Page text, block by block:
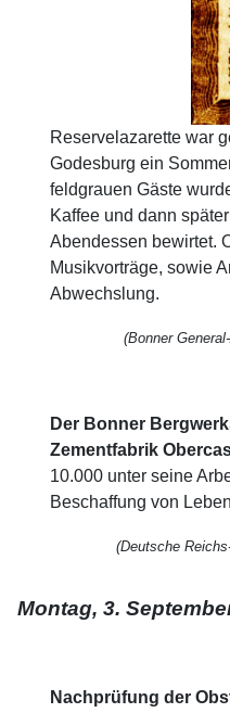
Reservelazarette war
Godesburg ein
feldgrauen Gäste
Kaffee und dann
Abendessen bewirtet.
Musikvorträge, sowie
Abwechslung.
(Bonner
Der Bonner
Zementfabrik
10.000 unter seine
Beschaffung von
(Deutsche
Montag, 3.
Nachprüfung der